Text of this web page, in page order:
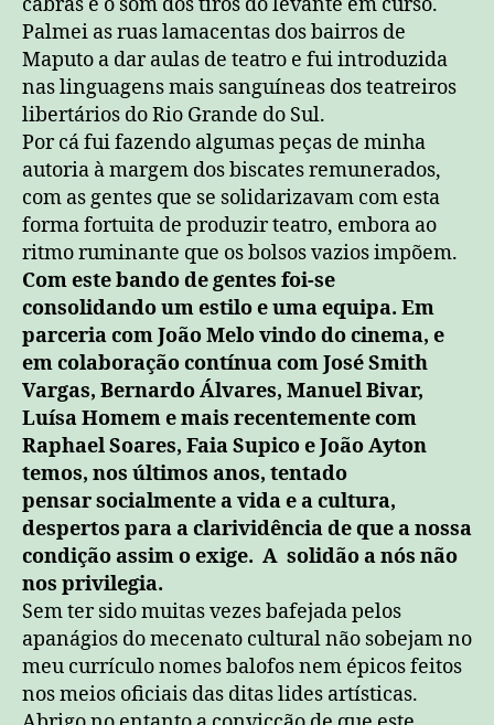
Palmei as ruas lamacentas dos bairros de
Maputo a dar aulas de teatro e fui introduzida
nas linguagens mais sanguíneas dos teatreiros
libertários do Rio Grande do Sul.
Por cá fui fazendo algumas peças de minha
autoria à margem dos biscates remunerados,
com as gentes que se solidarizavam com esta
forma fortuita de produzir teatro, embora ao
ritmo ruminante que os bolsos vazios impõem.
Com este bando de gentes foi-se
consolidando um estilo e uma equipa. Em
parceria com João Melo vindo do cinema, e
em colaboração contínua com José Smith
Vargas, Bernardo Álvares, Manuel Bivar,
Luísa Homem e mais recentemente com
Raphael Soares, Faia Supico e João Ayton
temos, nos últimos anos, tentado
pensar socialmente a vida e a cultura,
despertos para a clarividência de que a nossa
condição assim o exige. A solidão a nós não
nos privilegia.
Sem ter sido muitas vezes bafejada pelos
apanágios do mecenato cultural não sobejam no
meu currículo nomes balofos nem épicos feitos
nos meios oficiais das ditas lides artísticas.